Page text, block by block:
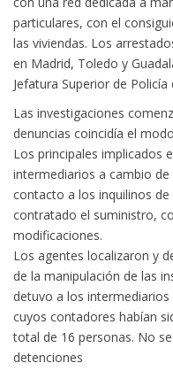
particulares, con el
las viviendas. Los
en Madrid, Toledo y
Jefatura Superior de Policía
Las investigaciones
denuncias coincidía el
Los principales implicados
intermediarios a cambio
contacto a los inquilinos
contratado el suministro,
modificaciones.
Los agentes localizaron y
de la manipulación de las
detuvo a los
cuyos contadores habían
total de 16 personas. No
detenciones